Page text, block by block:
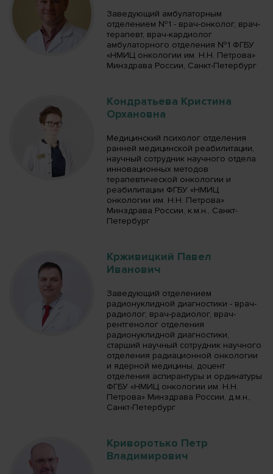
Заведующий амбулаторным
отделением №1 - врач-онколог, врач-
терапевт, врач-кардиолог
амбулаторного отделения №1 ФГБУ
«НМИЦ онкологии им. Н.Н. Петрова»
Минздрава России, Санкт-Петербург
Кондратьева Кристина
Орхановна
Медицинский психолог отделения
ранней медицинской реабилитации,
научный сотрудник научного отдела
инновационных методов
терапевтической онкологии и
реабилитации ФГБУ «НМИЦ
онкологии им. Н.Н. Петрова»
Минздрава России, к.м.н., Санкт-
Петербург
Крживицкий Павел
Иванович
Заведующий отделением
радионуклидной диагностики - врач-
радиолог, врач-радиолог, врач-
рентгенолог отделения
радионуклидной диагностики,
старший научный сотрудник научного
отделения радиационной онкологии
и ядерной медицины, доцент
отделения аспирантуры и ординатуры
ФГБУ «НМИЦ онкологии им. Н.Н.
Петрова» Минздрава России, д.м.н.,
Санкт-Петербург
Криворотько Петр
Владимирович